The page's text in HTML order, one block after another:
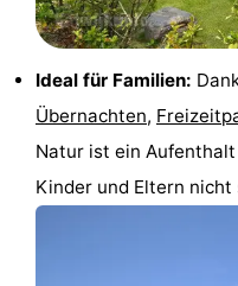
Surfen
Sportangeln
Essen
trinken
Praktisch
Ideal für Familien:
Übernachten,
Natur ist ein Aufenthalt
Kinder und Eltern